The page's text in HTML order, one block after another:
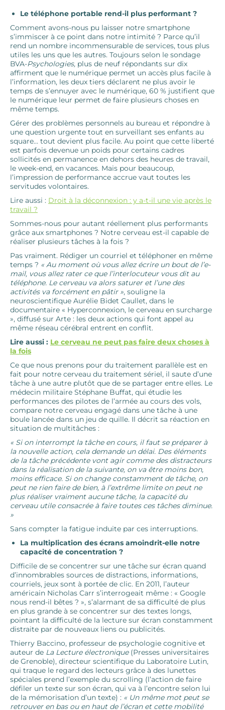
Le téléphone portable rend-il plus performant ?
Comment avons-nous pu laisser notre smartphone
s’immiscer à ce point dans notre intimité ? Parce qu’il
rend un nombre incommensurable de services, tous plus
utiles les uns que les autres. Toujours selon le sondage
BVA-Psychologies, plus de neuf répondants sur dix
affirment que le numérique permet un accès plus facile à
l’information, les deux tiers déclarent ne plus avoir le
temps de s’ennuyer avec le numérique, 60 % justifient que
le numérique leur permet de faire plusieurs choses en
même temps.
Gérer des problèmes personnels au bureau et répondre à
une question urgente tout en surveillant ses enfants au
square… tout devient plus facile. Au point que cette liberté
est parfois devenue un poids pour certains cadres
sollicités en permanence en dehors des heures de travail,
le week-end, en vacances. Mais pour beaucoup,
l’impression de performance accrue vaut toutes les
servitudes volontaires.
Lire aussi : Droit à la déconnexion : y a-t-il une vie après le
travail ?
Sommes-nous pour autant réellement plus performants
grâce aux smartphones ? Notre cerveau est-il capable de
réaliser plusieurs tâches à la fois ?
Pas vraiment. Rédiger un courriel et téléphoner en même
temps ? « Au moment où vous allez écrire un bout de l’e-
mail, vous allez rater ce que l’interlocuteur vous dit au
téléphone. Le cerveau va alors saturer et l’une des
activités va forcément en pâtir », souligne la
neuroscientifique Aurélie Bidet Caullet, dans le
documentaire « Hyperconnexion, le cerveau en surcharge
», diffusé sur Arte : les deux actions qui font appel au
même réseau cérébral entrent en conflit.
Lire aussi : Le cerveau ne peut pas faire deux choses à
la fois
Ce que nous prenons pour du traitement parallèle est en
fait pour notre cerveau du traitement sériel, il saute d’une
tâche à une autre plutôt que de se partager entre elles. Le
médecin militaire Stéphane Buffat, qui étudie les
performances des pilotes de l’armée au cours des vols,
compare notre cerveau engagé dans une tâche à une
boule lancée dans un jeu de quille. Il décrit sa réaction en
situation de multitâches :
« Si on interrompt la tâche en cours, il faut se préparer à
la nouvelle action, cela demande un délai. Des éléments
de la tâche précédente vont agir comme des distracteurs
dans la réalisation de la suivante, on va être moins bon,
moins efficace. Si on change constamment de tâche, on
peut ne rien faire de bien, à l’extrême limite on peut ne
plus réaliser vraiment aucune tâche, la capacité du
cerveau utile consacrée à faire toutes ces tâches diminue.
»
Sans compter la fatigue induite par ces interruptions.
La multiplication des écrans amoindrit-elle notre
capacité de concentration ?
Difficile de se concentrer sur une tâche sur écran quand
d’innombrables sources de distractions, informations,
courriels, jeux sont à portée de clic. En 2011, l’auteur
américain Nicholas Carr s’interrogeait même : « Google
nous rend-il bêtes ? », s’alarmant de sa difficulté de plus
en plus grande à se concentrer sur des textes longs,
pointant la difficulté de la lecture sur écran constamment
distraite par de nouveaux liens ou publicités.
Thierry Baccino, professeur de psychologie cognitive et
auteur de La Lecture électronique(Presses universitaires
de Grenoble), directeur scientifique du Laboratoire Lutin,
qui traque le regard des lecteurs grâce à des lunettes
spéciales prend l’exemple du scrolling (l’action de faire
défiler un texte sur son écran, qui va à l’encontre selon lui
de la mémorisation d’un texte) : « Un même mot peut se
retrouver en bas ou en haut de l’écran et cette mobilité